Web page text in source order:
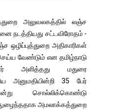
அலுவலகத்தில் லஞ்ச
நடத்தியது சட்டவிரோதம் -
ஒழிப்புத்துறை அதிகாரிகள்
வேண்டும் என தமிழ்நாடு
அளித்தது மதுரை
அனுமதியின்றி 35 பேர்
சொல்லிக்கொண்டு
அமலாக்கத்துறை